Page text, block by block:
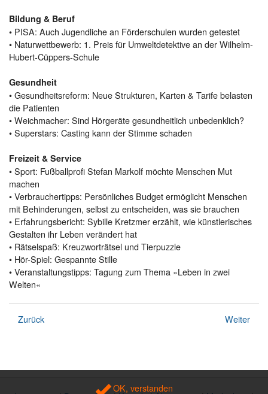
Bildung & Beruf
• PISA: Auch Jugendliche an Förderschulen wurden getestet
• Naturwettbewerb: 1. Preis für Umweltdetektive an der Wilhelm-
Hubert-Cüppers-Schule
Gesundheit
• Gesundheitsreform: Neue Strukturen, Karten & Tarife belasten
die Patienten
• Weichmacher: Sind Hörgeräte gesundheitlich unbedenklich?
• Superstars: Casting kann der Stimme schaden
Freizeit & Service
• Sport: Fußballprofi Stefan Markolf möchte Menschen Mut
machen
• Verbrauchertipps: Persönliches Budget ermöglicht Menschen
mit Behinderungen, selbst zu entscheiden, was sie brauchen
• Erfahrungsbericht: Sybille Kretzmer erzählt, wie künstlerisches
Gestalten ihr Leben verändert hat
• Rätselspaß: Kreuzworträtsel und Tierpuzzle
• Hör-Spiel: Gespannte Stille
• Veranstaltungstipps: Tagung zum Thema »Leben in zwei
Welten«
Zurück Weiter
OK, verstanden